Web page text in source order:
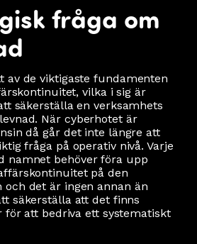
fråga om
av de viktigaste fundamenten
vilka i sig är
säkerställa en verksamhets
När cyberhotet är
då går det inte längre att
fråga på operativ nivå. Varje
namnet behöver föra upp
på den
och det är ingen annan än
säkerställa att det finns
för att bedriva ett systematiskt